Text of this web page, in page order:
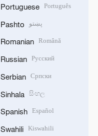
Portuguese Português
Pashto پښتو
Romanian Română
Russian Русский
Serbian Српски
Sinhala සිංහල
Spanish Español
Swahili Kiswahili